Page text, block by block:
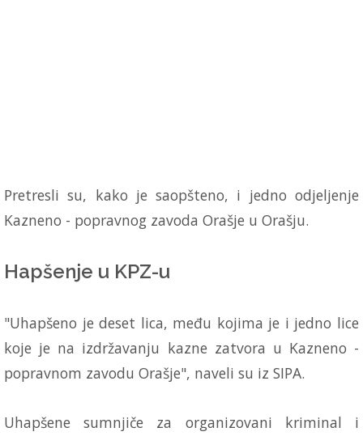
Pretresli su, kako je saopšteno, i jedno odjeljenje
Kazneno - popravnog zavoda Orašje u Orašju.
Hapšenje u KPZ-u
"Uhapšeno je deset lica, među kojima je i jedno lice
koje je na izdržavanju kazne zatvora u Kazneno -
popravnom zavodu Orašje", naveli su iz SIPA.
Uhapšene sumnjiče za organizovani kriminal i